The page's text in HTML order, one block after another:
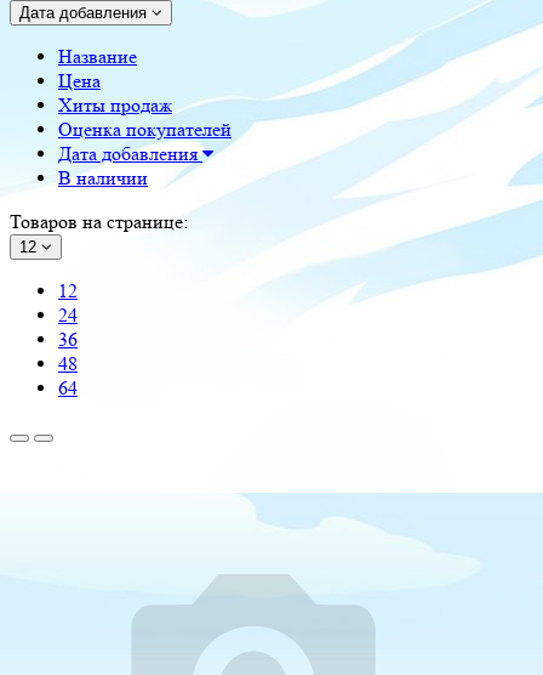
Дата добавления
Название
Цена
Хиты продаж
Оценка покупателей
Дата добавления
В наличии
Товаров на странице:
12
12
24
36
48
64